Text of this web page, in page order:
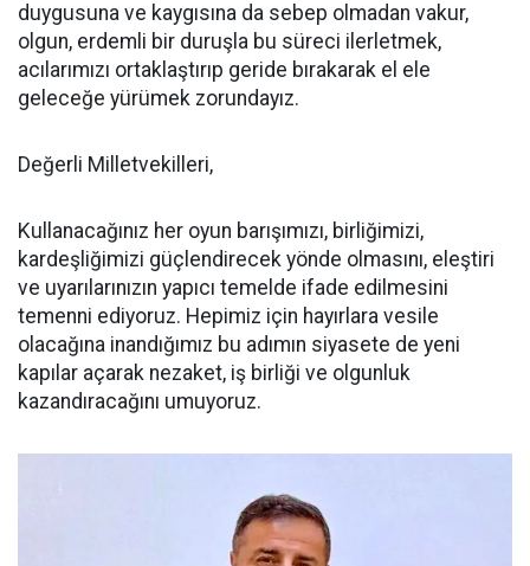
duygusuna ve kaygısına da sebep olmadan vakur,
olgun, erdemli bir duruşla bu süreci ilerletmek,
acılarımızı ortaklaştırıp geride bırakarak el ele
geleceğe yürümek zorundayız.
Değerli Milletvekilleri,
Kullanacağınız her oyun barışımızı, birliğimizi,
kardeşliğimizi güçlendirecek yönde olmasını, eleştiri
ve uyarılarınızın yapıcı temelde ifade edilmesini
temenni ediyoruz. Hepimiz için hayırlara vesile
olacağına inandığımız bu adımın siyasete de yeni
kapılar açarak nezaket, iş birliği ve olgunluk
kazandıracağını umuyoruz.